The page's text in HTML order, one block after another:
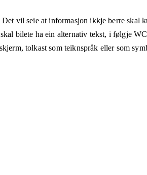
vil seie at informasjon ikkje berre skal
bilete ha ein alternativ tekst, i følgje
tolkast som teiknspråk eller som